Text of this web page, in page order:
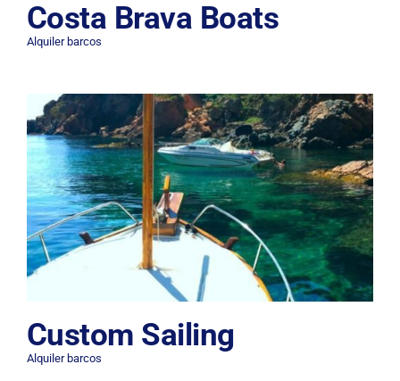
Costa Brava Boats
Alquiler barcos
Custom Sailing
Alquiler barcos